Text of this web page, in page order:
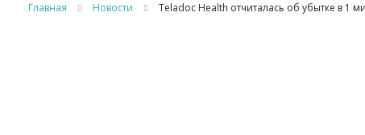
Главная Новости Teladoc Health отчиталась об убытке в 1